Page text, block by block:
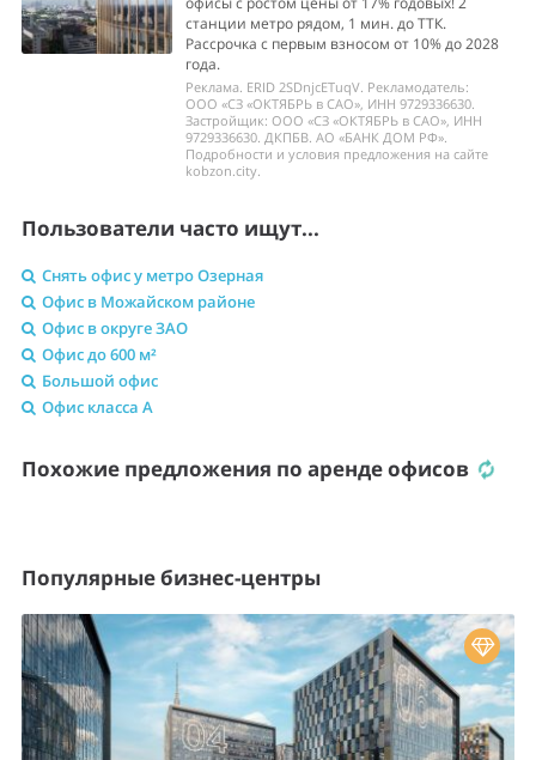
станции метро рядом, 1 мин. до ТТК.
Рассрочка с первым взносом от 10% до 2028
года.
Реклама. ERID 2SDnjcETuqV. Рекламодатель:
ООО «СЗ «ОКТЯБРЬ в САО», ИНН 9729336630.
Застройщик: ООО «СЗ «ОКТЯБРЬ в САО», ИНН
9729336630. ДКПБВ. АО «БАНК ДОМ РФ».
Подробности и условия предложения на сайте
kobzon.city.
Пользователи часто ищут...
Снять офис у метро Озерная
Офис в Можайском районе
Офис в округе ЗАО
Офис до 600 м²
Большой офис
Офис класса A
Похожие предложения по аренде офисов
Популярные бизнес-центры